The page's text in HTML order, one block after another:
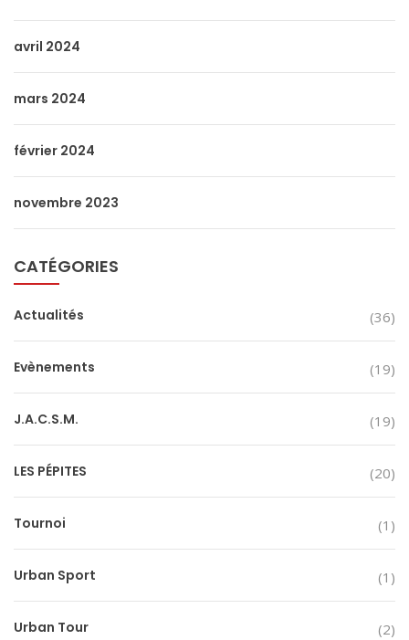
avril 2024
mars 2024
février 2024
novembre 2023
CATÉGORIES
Actualités (36)
Evènements (19)
J.A.C.S.M. (19)
LES PÉPITES (20)
Tournoi (1)
Urban Sport (1)
Urban Tour (2)